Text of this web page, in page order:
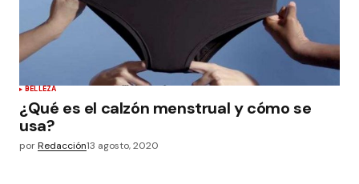
BELLEZA
¿Qué es el calzón menstrual y cómo se
usa?
porRedacción13 agosto, 2020